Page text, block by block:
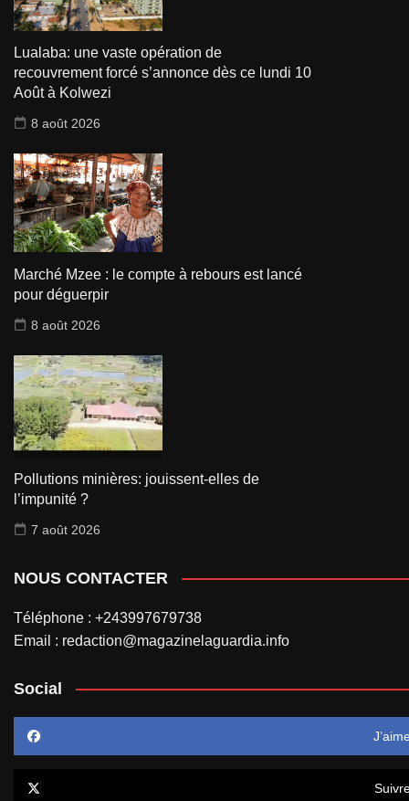
Lualaba: une vaste opération de
recouvrement forcé s’annonce dès ce lundi 10
Août à Kolwezi
8 août 2026
Marché Mzee : le compte à rebours est lancé
pour déguerpir
8 août 2026
Pollutions minières: jouissent-elles de
l’impunité ?
7 août 2026
NOUS CONTACTER
Téléphone : +243997679738
Email : redaction@magazinelaguardia.info
Social